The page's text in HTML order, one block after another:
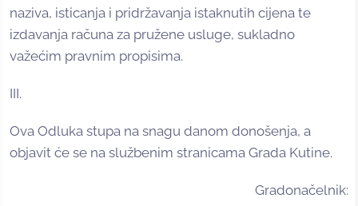
naziva, isticanja i pridržavanja istaknutih cijena te
izdavanja računa za pružene usluge, sukladno
važećim pravnim propisima.
III.
Ova Odluka stupa na snagu danom donošenja, a
objavit će se na službenim stranicama Grada Kutine.
Gradonačelnik: